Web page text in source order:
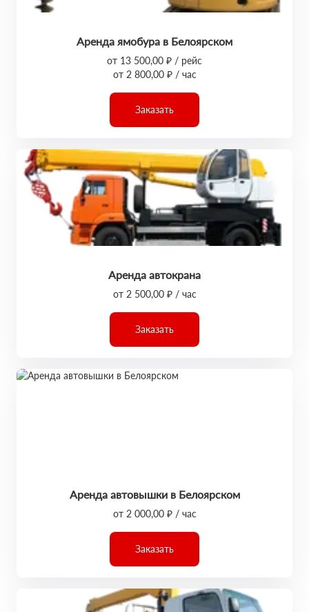
Аренда ямобура в Белоярском
от 13 500,00 ₽ / рейс
от 2 800,00 ₽ / час
Заказать
Аренда автокрана
от 2 500,00 ₽ / час
Заказать
Аренда автовышки в Белоярском
от 2 000,00 ₽ / час
Заказать